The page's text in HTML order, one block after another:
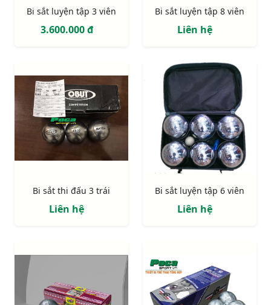
Bi sắt luyện tập 3 viên
3.600.000 đ
Bi sắt luyện tập 8 viên
Liên hệ
Bi sắt thi đấu 3 trái
Liên hệ
Bi sắt luyện tập 6 viên
Liên hệ